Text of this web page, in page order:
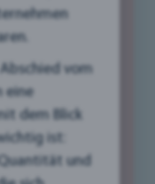
Zukunft – es
und
wenn es
gewinnen und
Deine
vom
eine
dem Blick
ist:
und